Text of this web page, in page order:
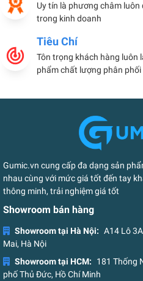
Uy tín là phương châm
trong kinh doanh
Tiêu Chí
Tôn trọng khách hàng luôn
phẩm chất lượng phân phối
Gumic.vn cung cấp đa dạng sản
nhau cùng với mức giá tốt đến tay
thông minh, trải nghiệm giá tốt
Showroom bán hàng
Showroom tại Hà Nội: A14 Lô
Mai, Hà Nội
Showroom tại HCM:
181 Thống
phố Thủ Đức, Hồ Chí Minh